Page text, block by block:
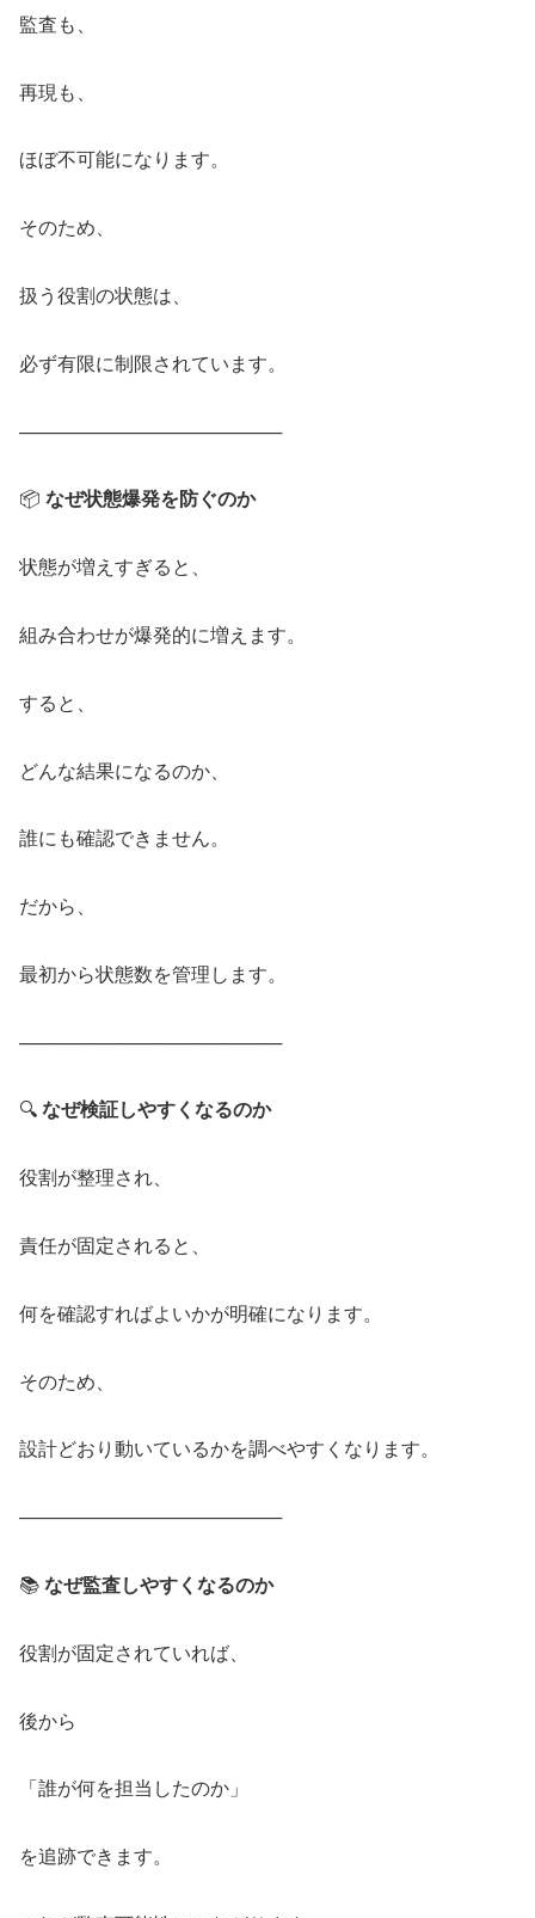
監査も、
再現も、
ほぼ不可能になります。
そのため、
扱う役割の状態は、
必ず有限に制限されています。
────────────────────
📦 なぜ状態爆発を防ぐのか
状態が増えすぎると、
組み合わせが爆発的に増えます。
すると、
どんな結果になるのか、
誰にも確認できません。
だから、
最初から状態数を管理します。
────────────────────
🔍 なぜ検証しやすくなるのか
役割が整理され、
責任が固定されると、
何を確認すればよいかが明確になります。
そのため、
設計どおり動いているかを調べやすくなります。
────────────────────
📚 なぜ監査しやすくなるのか
役割が固定されていれば、
後から
「誰が何を担当したのか」
を追跡できます。